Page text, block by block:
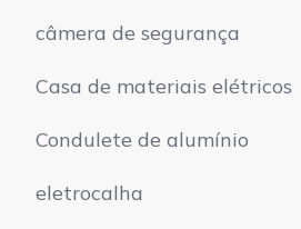
câmera de segurança
Casa de materiais elétricos
Condulete de alumínio
eletrocalha